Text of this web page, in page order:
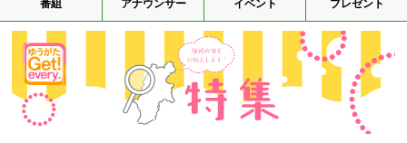
番組 アナウンサー イベント プレゼント